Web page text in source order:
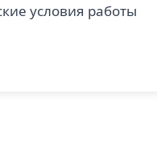
условия работы